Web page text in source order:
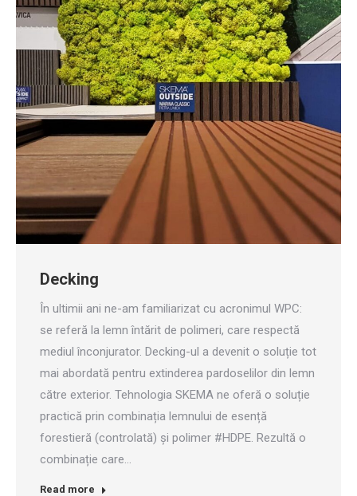
Decking
În ultimii ani ne-am familiarizat cu acronimul WPC:
se referă la lemn întărit de polimeri, care respectă
mediul înconjurator. Decking-ul a devenit o soluție tot
mai abordată pentru extinderea pardoselilor din lemn
către exterior. Tehnologia SKEMA ne oferă o soluție
practică prin combinația lemnului de esență
forestieră (controlată) și polimer #HDPE. Rezultă o
combinație care…
Read more